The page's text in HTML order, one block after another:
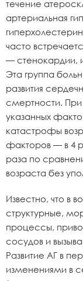
течение
артериальная
часто
— стенокардии,
Эта группа
развития
смертности. При
указанных
катастрофы
факторов — в 4
раза по
возраста без
Известно, что в
структурные,
процессы,
сосудов и
Развитие АГ в
изменениями в